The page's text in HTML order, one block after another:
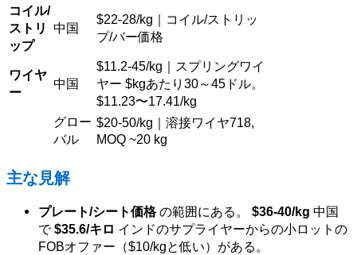
コイル/
ストリ
ップ
中国
$22-28/kg｜コイル/ストリッ
プ/バー価格
ワイヤ
ー
中国
$11.2-45/kg｜スプリングワイ
ヤー $kgあたり30～45ドル。
$11.23〜17.41/kg
グロー
バル
$20-50/kg｜溶接ワイヤ718,
MOQ ~20 kg
主な見解
プレート/シート価格の範囲にある。 $36-40/kg 中国
で$35.6/キロ インドのサプライヤーからの小ロットの
FOBオファー（$10/kgと低い）がある。